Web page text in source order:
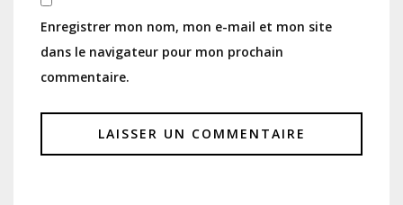
Enregistrer mon nom, mon e-mail et mon site
dans le navigateur pour mon prochain
commentaire.